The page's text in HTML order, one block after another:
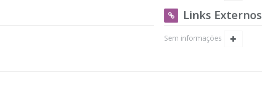
Links Externos
Sem informações